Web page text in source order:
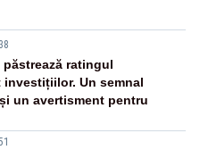
păstrează ratingul
investițiilor. Un semnal
un avertisment pentru